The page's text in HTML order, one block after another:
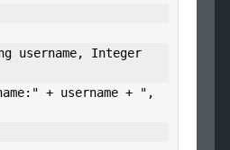
username,
Integer
+ username +
",